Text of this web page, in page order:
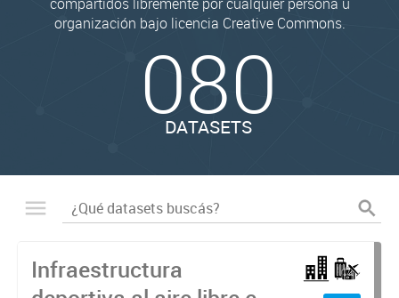
organización bajo licencia Creative Commons.
080
DATASETS
Infraestructura